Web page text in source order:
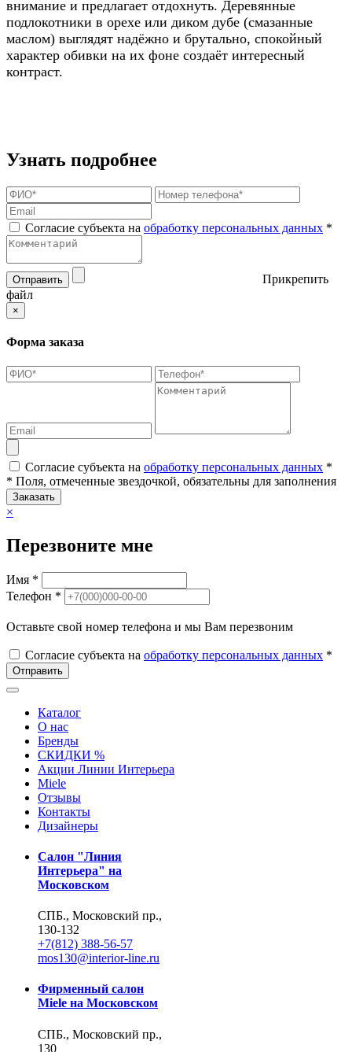
внимание и предлагает отдохнуть. Деревянные
подлокотники в орехе или диком дубе (смазанные
маслом) выглядят надёжно и брутально, спокойный
характер обивки на их фоне создаёт интересный
контраст.
Узнать подробнее
Согласие субъекта на обработку персональных данных *
Отправить
Прикрепить
файл
×
Форма заказа
Согласие субъекта на обработку персональных данных *
* Поля, отмеченные звездочкой, обязательны для заполнения
Заказать
×
Перезвоните мне
Имя *
Телефон *
Оставьте свой номер телефона и мы Вам перезвоним
Согласие субъекта на обработку персональных данных *
Отправить
Каталог
О нас
Бренды
СКИДКИ %
Акции Линии Интерьера
Miele
Отзывы
Контакты
Дизайнеры
Салон "Линия
Интерьера" на
Московском
СПБ., Московский пр.,
130-132
+7(812) 388-56-57
mos130@interior-line.ru
Фирменный салон
Miele на Московском
СПБ., Московский пр.,
130